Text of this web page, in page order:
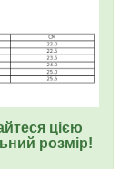
цією
розмір!